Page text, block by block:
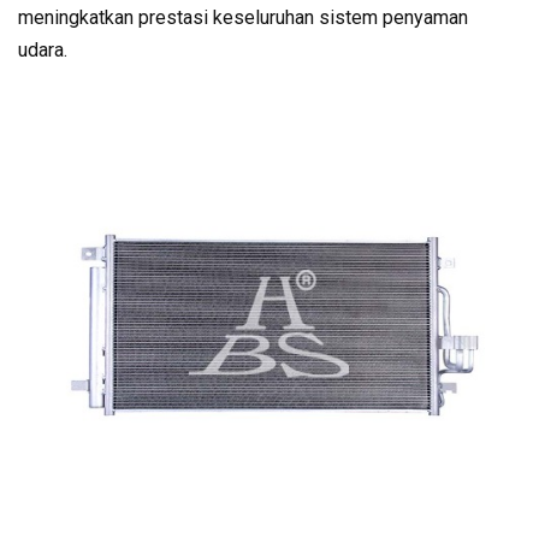
meningkatkan prestasi keseluruhan sistem penyaman
udara.